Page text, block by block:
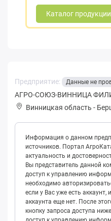
Каталог продукции
Предприятие: Данные не
АГРО-СОЮЗ-ВИННИЦА
Винницкая область -
Информация о данном
источников. Портал
актуальность и
Вы представитель данной
доступ к управлению
необходимо
если у Вас уже есть аккаунт,
аккаунта еще нет. После
кнопку запроса доступа